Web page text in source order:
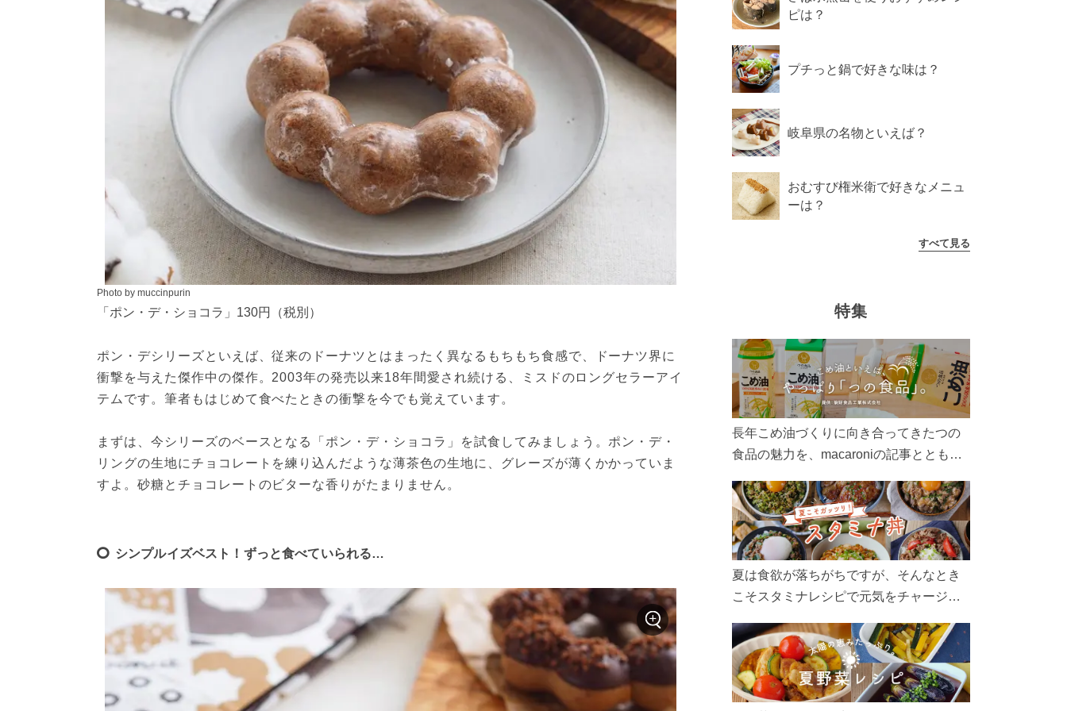
Photo by muccinpurin
「ポン・デ・ショコラ」130円（税別）
ポン・デシリーズといえば、従来のドーナツとはまったく異なるもちもち食感で、ドーナツ界に
衝撃を与えた傑作中の傑作。2003年の発売以来18年間愛され続ける、ミスドのロングセラーアイ
テムです。筆者もはじめて食べたときの衝撃を今でも覚えています。
まずは、今シリーズのベースとなる「ポン・デ・ショコラ」を試食してみましょう。ポン・デ・
リングの生地にチョコレートを練り込んだような薄茶色の生地に、グレーズが薄くかかっていま
すよ。砂糖とチョコレートのビターな香りがたまりません。
シンプルイズベスト！ずっと食べていられる…
ピは？
プチっと鍋で好きな味は？
岐阜県の名物といえば？
おむすび権米衛で好きなメニュ
ーは？
すべて見る
特集
長年こめ油づくりに向き合ってきたつの
食品の魅力を、macaroniの記事とともに
ん、製造現場や品質へのこだわりまで。
こめ油をもっと好きになるコンテンツを
ぜひお楽しみください。
夏は食欲が落ちがちですが、そんなとき
こそスタミナレシピで元気をチャージ！
リ食べて、夏バテを吹き飛ばしましょ
う！